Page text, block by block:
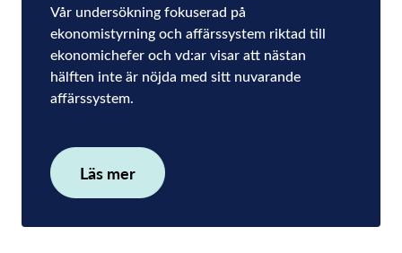
Vår undersökning fokuserad på
ekonomistyrning och affärssystem riktad till
ekonomichefer och vd:ar visar att nästan
hälften inte är nöjda med sitt nuvarande
affärssystem.
Läs mer